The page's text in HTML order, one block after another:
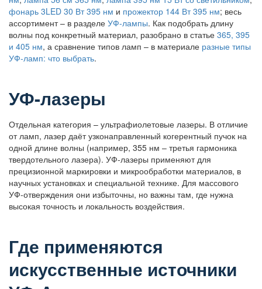
фонарь 3LED 30 Вт 395 нм и прожектор 144 Вт 395 нм; весь
ассортимент – в разделе УФ-лампы. Как подобрать длину
волны под конкретный материал, разобрано в статье 365, 395
и 405 нм, а сравнение типов ламп – в материале разные типы
УФ-ламп: что выбрать.
УФ-лазеры
Отдельная категория – ультрафиолетовые лазеры. В отличие
от ламп, лазер даёт узконаправленный когерентный пучок на
одной длине волны (например, 355 нм – третья гармоника
твердотельного лазера). УФ-лазеры применяют для
прецизионной маркировки и микрообработки материалов, в
научных установках и специальной технике. Для массового
УФ-отверждения они избыточны, но важны там, где нужна
высокая точность и локальность воздействия.
Где применяются
искусственные источники